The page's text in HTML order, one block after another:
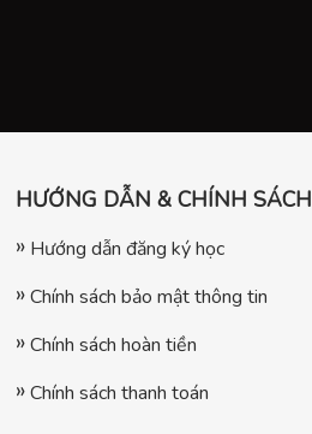
HƯỚNG DẪN & CHÍNH SÁCH
Hướng dẫn đăng ký học
Chính sách bảo mật thông tin
Chính sách hoàn tiền
Chính sách thanh toán